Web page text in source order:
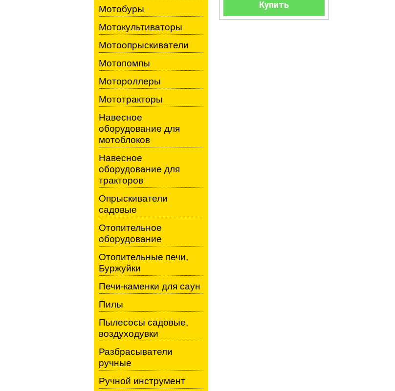
Купить
Мотобуры
Мотокультиваторы
Мотоопрыскиватели
Мотопомпы
Мотороллеры
Мототракторы
Навесное
оборудование для
мотоблоков
Навесное
оборудование для
тракторов
Опрыскиватели
садовые
Отопительное
оборудование
Отопительные печи,
Буржуйки
Печи-каменки для саун
Пилы
Пылесосы садовые,
воздуходувки
Разбрасыватели
ручные
Ручной инструмент